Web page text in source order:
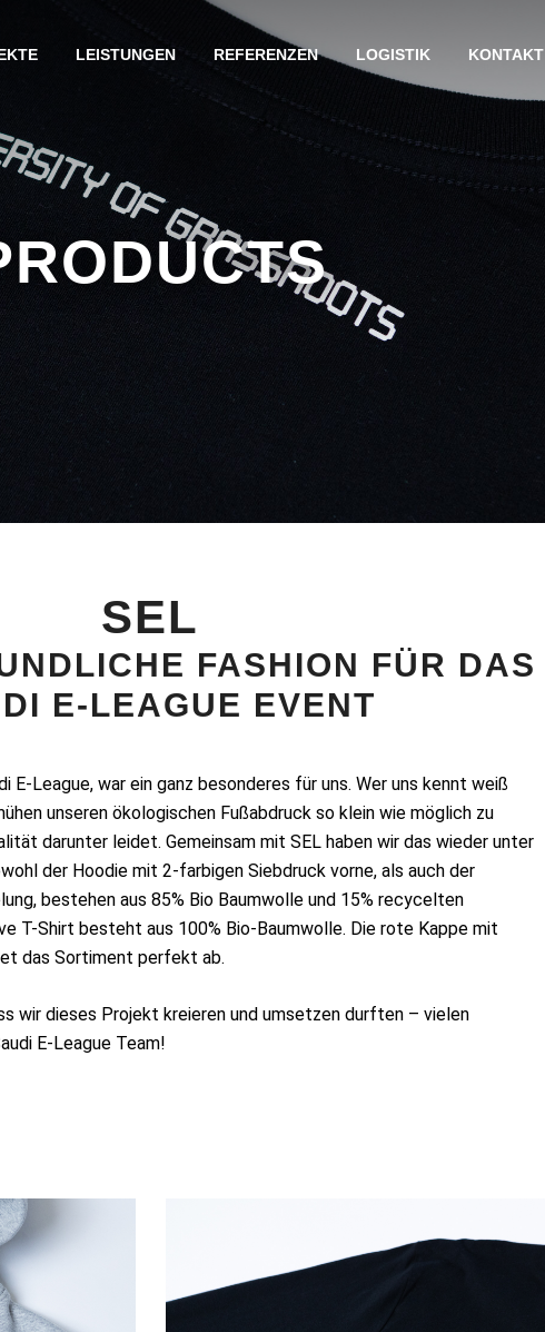
LEISTUNGEN REFERENZEN LOGISTIK KONTAKT
SEL
FASHION FÜR DAS
E-LEAGUE EVENT
E-League, war ein ganz besonderes für uns. Wer uns kennt weiß
unseren ökologischen Fußabdruck so klein wie möglich zu
darunter leidet. Gemeinsam mit SEL haben wir das wieder unter
der Hoodie mit 2-farbigen Siebdruck vorne, als auch der
bestehen aus 85% Bio Baumwolle und 15% recycelten
T-Shirt besteht aus 100% Bio-Baumwolle. Die rote Kappe mit
das Sortiment perfekt ab.
wir dieses Projekt kreieren und umsetzen durften – vielen
E-League Team!